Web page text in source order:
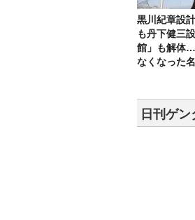
黒川紀章設
も丹下健三
館」も解体
なくなった
日刊ゲ